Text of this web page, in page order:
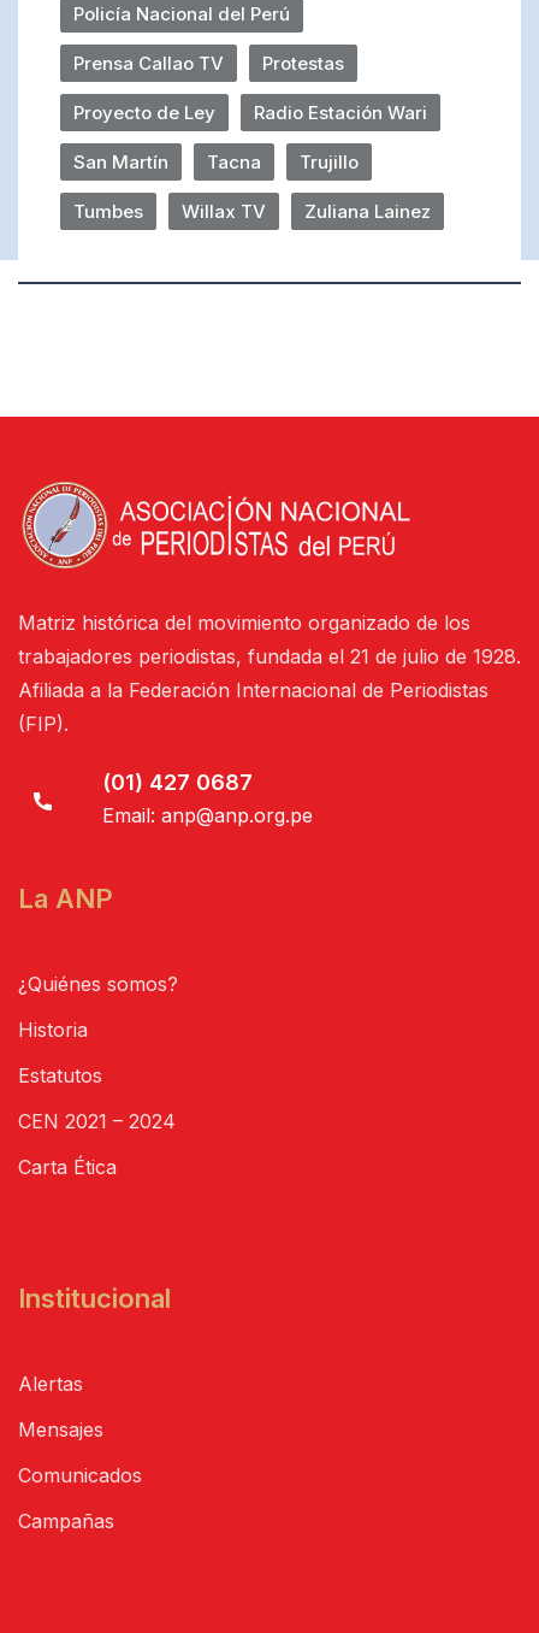
Policía Nacional del Perú
Prensa Callao TV Protestas
Proyecto de Ley Radio Estación Wari
San Martín Tacna Trujillo
Tumbes Willax TV Zuliana Lainez
Matriz histórica del movimiento organizado de los
trabajadores periodistas, fundada el 21 de julio de 1928.
Afiliada a la Federación Internacional de Periodistas
(FIP).
(01) 427 0687
Email: anp@anp.org.pe
La ANP
¿Quiénes somos?
Historia
Estatutos
CEN 2021 – 2024
Carta Ética
Institucional
Alertas
Mensajes
Comunicados
Campañas